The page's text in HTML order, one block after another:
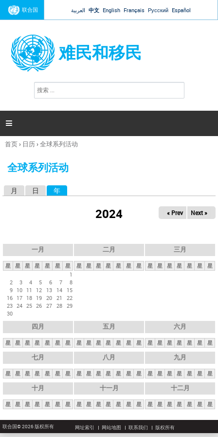
Jump to navigation
联合国 العربية 中文 English Français Русский Español
难民和移民
搜
索

你
这
首页› 日历›全球系列活动
全球系列活动
月 日 年
2024 « Prev Next »
一月
星 星 星 星 星 星
星
1
2
3 4 5 6 7
8
9 10 11 12 13 14
15
16 17 18 19 20 21
22
23 24 25 26 27 28 29
30
二月
星 星 星 星 星 星 星
三月
星 星 星 星 星 星 星
四月
星 星 星 星 星 星 星
五月
星 星 星 星 星 星 星
六月
星 星 星 星 星 星 星
七月
星 星 星 星 星 星 星
八月
星 星 星 星 星 星 星
九月
星 星 星 星 星 星 星
十月
星 星 星 星 星 星 星
十一月
星 星 星 星 星 星 星
十二月
星 星 星 星 星 星 星
联合国© 2026 版权所有 网址索引 网站地图 联系我们 版权所有